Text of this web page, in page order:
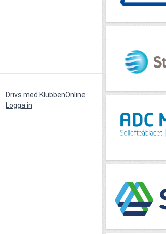
Drivs med KlubbenOnline
Logga in